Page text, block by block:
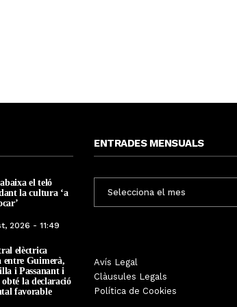
el teló
la cultura ‘a
2026 - 11:49
elèctrica
entre Guimerà,
i Passanant i
la declaració
favorable
ENTRADES MENSUALS
MENSUALS
Avís Legal
Clàusules Legals
Política de Cookies
bategar la història
de “Lo Pedrafoc”,
bèstia festiva de
Tàrrega edita un
història dels gegants
en el marc de la